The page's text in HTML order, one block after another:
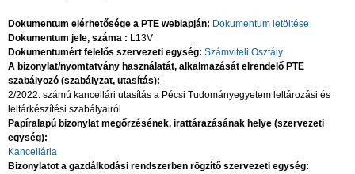
Dokumentum elérhetősége a PTE weblapján: Dokumentum letöltése
Dokumentum jele, száma : L13V
Dokumentumért felelős szervezeti egység: Számviteli Osztály
A bizonylat/nyomtatvány használatát, alkalmazását elrendelő PTE
szabályozó (szabályzat, utasítás):
2/2022. számú kancellári utasítás a Pécsi Tudományegyetem leltározási és
leltárkészítési szabályairól
Papíralapú bizonylat megőrzésének, irattárazásának helye (szervezeti
egység):
Kancellária
Bizonylatot a gazdálkodási rendszerben rögzítő szervezeti egység: